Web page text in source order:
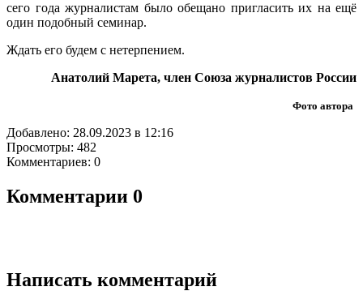
сего года журналистам было обещано пригласить их на ещё
один подобный семинар.
Ждать его будем с нетерпением.
Анатолий Марета, член Союза журналистов России
Фото автора
Добавлено: 28.09.2023 в 12:16
Просмотры: 482
Комментариев: 0
Комментарии 0
Написать комментарий